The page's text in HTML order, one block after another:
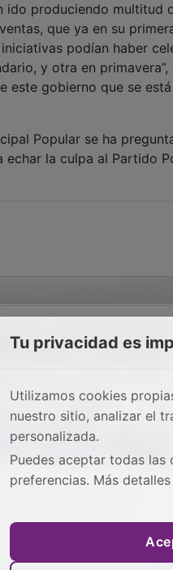
produciendo multitud
que ya en su
podían haber
y otra en
este gobierno que se
Popular se ha
la culpa al Partido
Tu privacidad es
Utilizamos cookies
nuestro sitio, analizar el
personalizada.
Puedes aceptar todas
preferencias. Más